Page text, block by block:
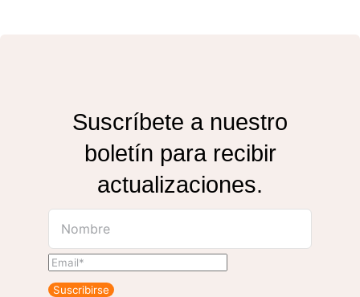
Suscríbete a nuestro
boletín para recibir
actualizaciones.
Suscribirse